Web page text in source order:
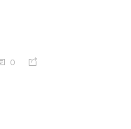
0